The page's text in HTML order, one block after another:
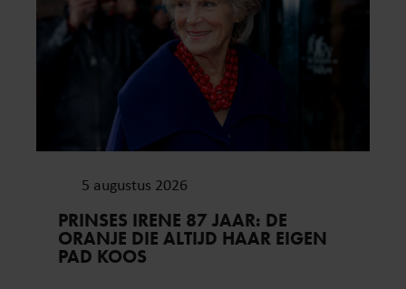
5 augustus 2026
PRINSES IRENE 87 JAAR: DE
ORANJE DIE ALTIJD HAAR EIGEN
PAD KOOS